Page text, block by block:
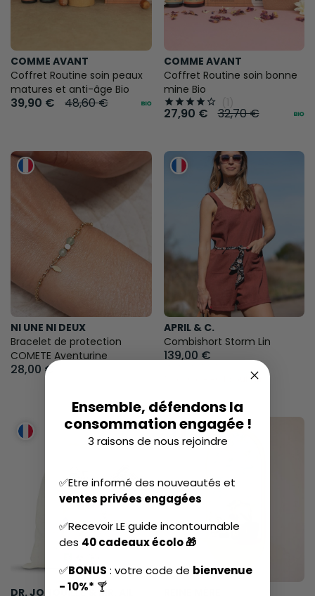
COMME AVANT
Coffret Routine soin peaux
matures et anti-âge Bio
39,90 € 48,60 €
COMME AVANT
Coffret Routine soin bonne
mine Bio
    
27,90 € 32,70 €
NI UNE NI DEUX
Bracelet de protection
COMETE Aventurine
28,00 €
APRIL & C.
Combishort Storm Lin
139,00 €
1 couleur
DR. JONQUILLE & MR. AIL
Ensemble, défendons la
consommation engagée !
3 raisons de nous rejoindre
✅Etre informé des nouveautés et
ventes privées engagées
✅Recevoir LE guide incontournable
des 40 cadeaux écolo 🎁
✅BONUS : votre code de bienvenue
- 10%* 🍸